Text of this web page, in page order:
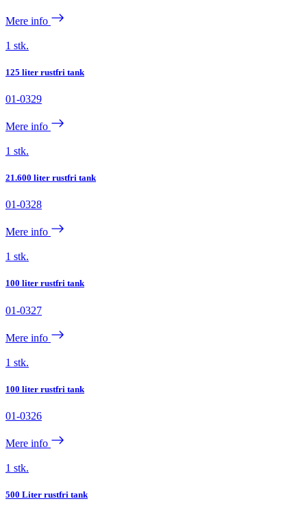
Mere info
1 stk.
125 liter rustfri tank
01-0329
Mere info
1 stk.
21.600 liter rustfri tank
01-0328
Mere info
1 stk.
100 liter rustfri tank
01-0327
Mere info
1 stk.
100 liter rustfri tank
01-0326
Mere info
1 stk.
500 Liter rustfri tank